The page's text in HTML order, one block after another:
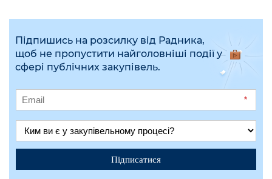
Підпишись на розсилку від Радника,
щоб не пропустити найголовніші події у
сфері публічних закупівель.
*
Підписатися